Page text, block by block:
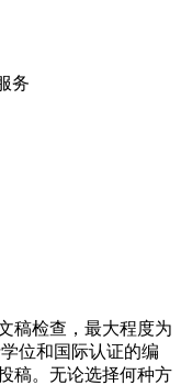
务
稿检查，最大程度为
位和国际认证的编
稿。无论选择何种方